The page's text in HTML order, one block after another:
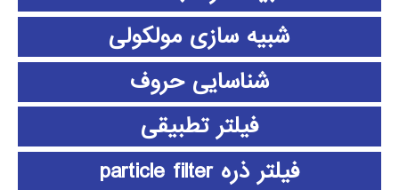
شبیه سازی مولکولی
شناسایی حروف
فیلتر تطبیقی
فیلتر ذره particle filter